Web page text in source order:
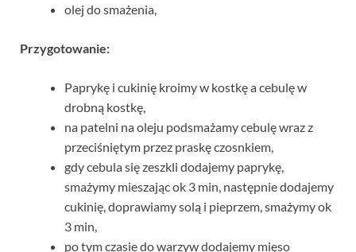
olej do smażenia,
Przygotowanie:
Paprykę i cukinię kroimy w kostkę a cebulę w
drobną kostkę,
na patelni na oleju podsmażamy cebulę wraz z
przeciśniętym przez praskę czosnkiem,
gdy cebula się zeszkli dodajemy paprykę,
smażymy mieszając ok 3 min, następnie dodajemy
cukinię, doprawiamy solą i pieprzem, smażymy ok
3 min,
po tym czasie do warzyw dodajemy mięso